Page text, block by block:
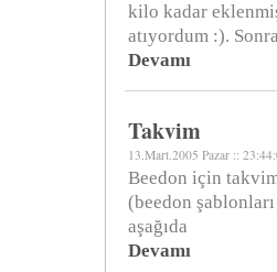
kilo kadar
atıyordum :).
Devamı
Takvim
13.Mart.2005 Pazar ::
Beedon için
(beedon
aşağıda
Devamı